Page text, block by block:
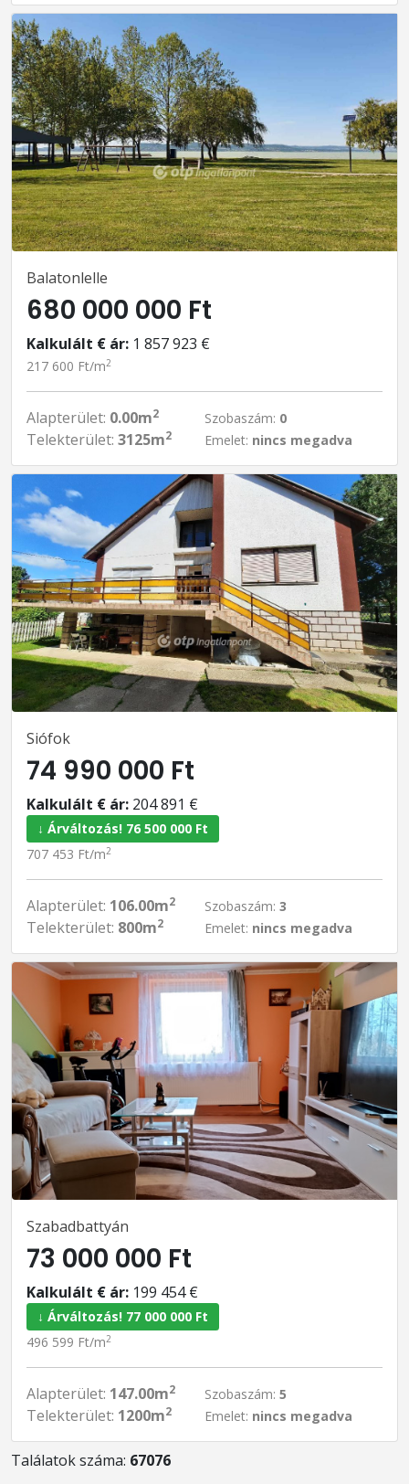
Balatonlelle
680 000 000 Ft
Kalkulált € ár: 1 857 923 €
217 600 Ft/m2
Alapterület: 0.00m2
Telekterület: 3125m2
Szobaszám: 0
Emelet: nincs megadva
Siófok
74 990 000 Ft
Kalkulált € ár: 204 891 €
↓ Árváltozás! 76 500 000 Ft
707 453 Ft/m2
Alapterület: 106.00m2
Telekterület: 800m2
Szobaszám: 3
Emelet: nincs megadva
Szabadbattyán
73 000 000 Ft
Kalkulált € ár: 199 454 €
↓ Árváltozás! 77 000 000 Ft
496 599 Ft/m2
Alapterület: 147.00m2
Telekterület: 1200m2
Szobaszám: 5
Emelet: nincs megadva
Találatok száma: 67076